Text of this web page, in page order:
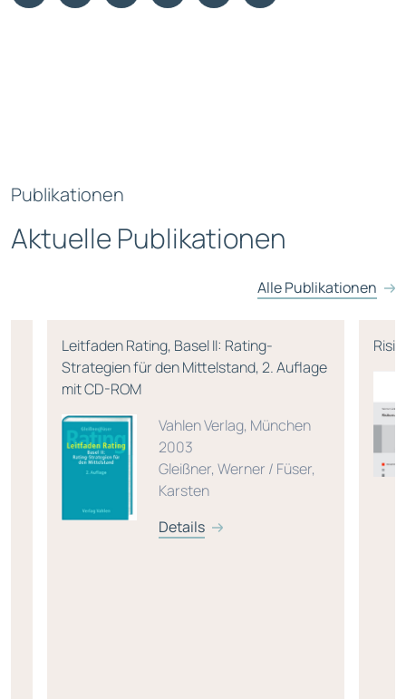
Publikationen
Aktuelle Publikationen
Alle Publikationen
Leitfaden Rating, Basel II: Rating-
Strategien für den Mittelstand, 2. Auflage
mit CD-ROM
Vahlen Verlag, München
2003
Gleißner, Werner / Füser,
Karsten
Details